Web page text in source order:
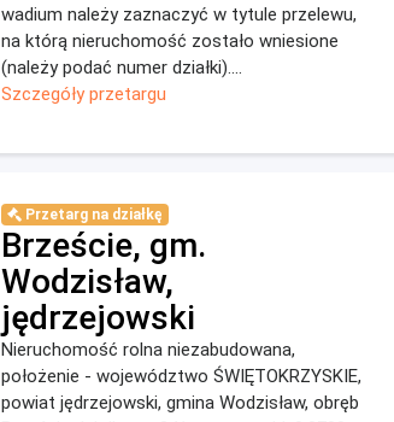
wadium należy zaznaczyć w tytule przelewu,
na którą nieruchomość zostało wniesione
(należy podać numer działki)....
Szczegóły przetargu
Przetarg na działkę
Brzeście, gm.
Wodzisław,
jędrzejowski
Nieruchomość rolna niezabudowana,
położenie - województwo ŚWIĘTOKRZYSKIE,
powiat jędrzejowski, gmina Wodzisław, obręb